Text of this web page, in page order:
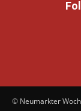
© Neumarkter